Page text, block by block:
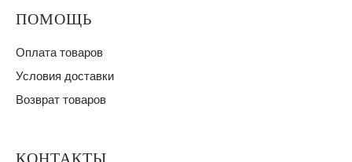
ПОМОЩЬ
Оплата товаров
Условия доставки
Возврат товаров
КОНТАКТЫ